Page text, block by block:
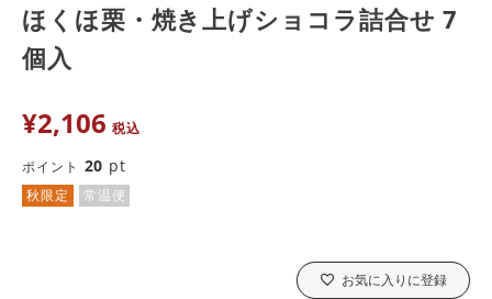
ほくほ栗・焼き上げショコラ詰合せ 7
個入
¥2,106 税込
ポイント 20 pt
秋限定 常温便
お気に入りに登録